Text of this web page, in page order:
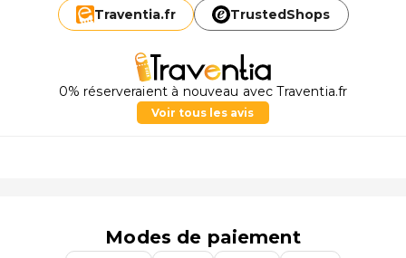
Traventia.fr TrustedShops
0% réserveraient à nouveau avec Traventia.fr
Voir tous les avis
Modes de paiement